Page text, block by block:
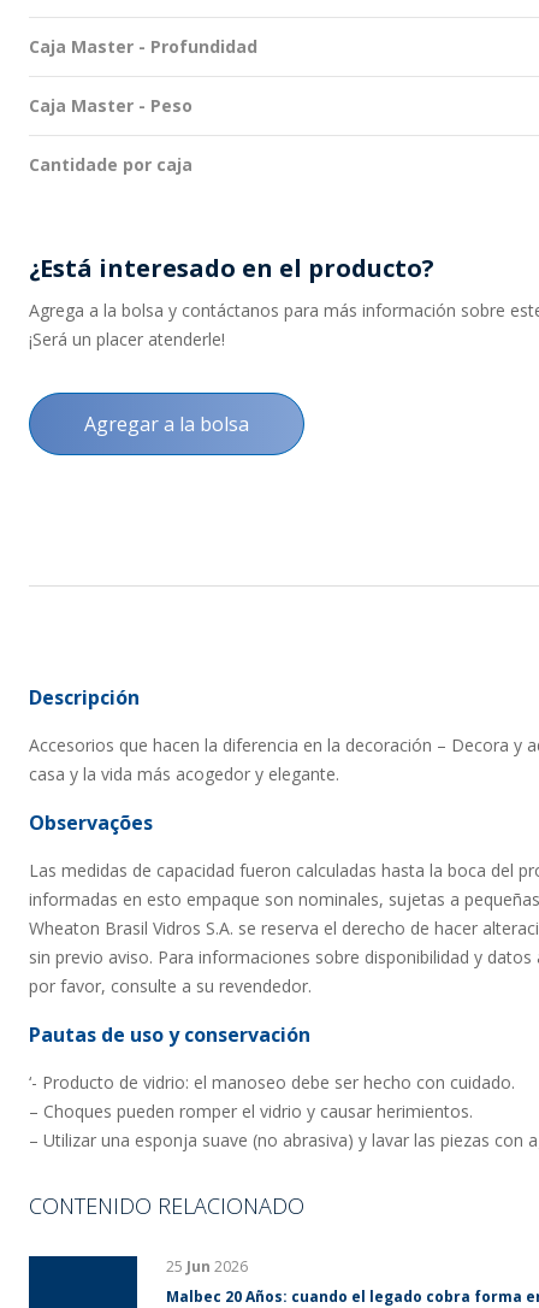
Caja Master - Profundidad
Caja Master - Peso
Cantidade por caja
¿Está interesado en el producto?
Agrega a la bolsa y contáctanos para más información sobre
¡Será un placer atenderle!
Agregar a la bolsa
Descripción
Accesorios que hacen la diferencia en la decoración – Decora y
casa y la vida más acogedor y elegante.
Observações
Las medidas de capacidad fueron calculadas hasta la boca del
informadas en esto empaque son nominales, sujetas a
Wheaton Brasil Vidros S.A. se reserva el derecho de hacer
sin previo aviso. Para informaciones sobre disponibilidad y datos
por favor, consulte a su revendedor.
Pautas de uso y conservación
‘- Producto de vidrio: el manoseo debe ser hecho con cuidado.
– Choques pueden romper el vidrio y causar herimientos.
– Utilizar una esponja suave (no abrasiva) y lavar las piezas con
CONTENIDO RELACIONADO
25 Jun 2026
Malbec 20 Años: cuando el legado cobra forma